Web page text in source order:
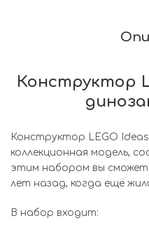
Конструктор
Конструктор LEGO
коллекционная модель,
этим набором вы
лет назад, когда ещё
В набор входит: